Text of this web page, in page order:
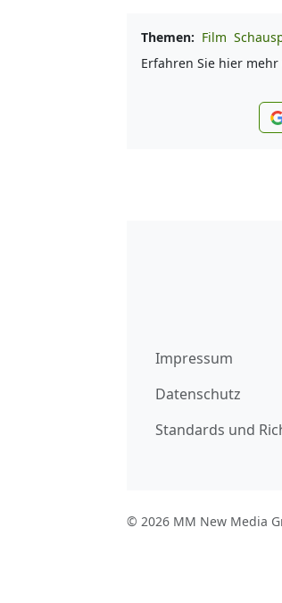
Themen: Film
Erfahren Sie hier
Impressum
Datenschutz
Standards und
© 2026 MM New Media